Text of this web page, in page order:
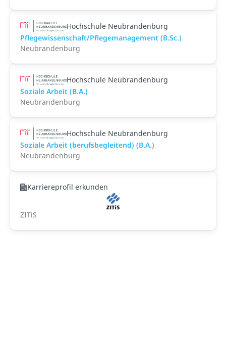
Hochschule Neubrandenburg
Pflegewissenschaft/Pflegemanagement (B.Sc.)
Neubrandenburg
Hochschule Neubrandenburg
Soziale Arbeit (B.A.)
Neubrandenburg
Hochschule Neubrandenburg
Soziale Arbeit (berufsbegleitend) (B.A.)
Neubrandenburg
Karriereprofil erkunden
ZITiS